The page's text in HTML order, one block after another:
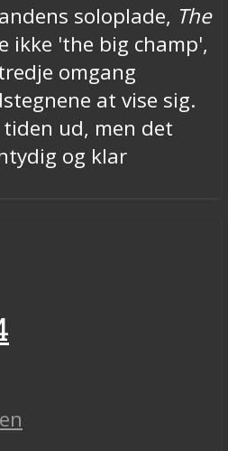
soloplade, The
ikke 'the big champ',
omgang
at vise sig.
ud, men det
og klar